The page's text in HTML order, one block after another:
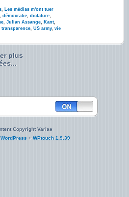
, Les médias m'ont tuer
, démocratie, dictature,
, Julian Assange, Kant,
transparence, US army, vie
plus
Copyright Variae
WordPress + WPtouch 1.9.39